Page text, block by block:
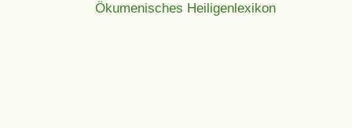
Ökumenisches Heiligenlexikon